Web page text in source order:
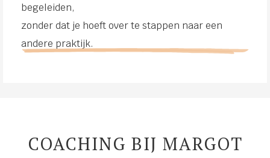
begeleiden,
zonder dat je hoeft over te stappen naar een
andere praktijk.
COACHING BIJ MARGOT